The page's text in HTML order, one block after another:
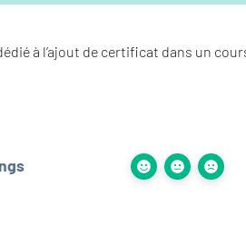
à l’ajout de certificat dans un